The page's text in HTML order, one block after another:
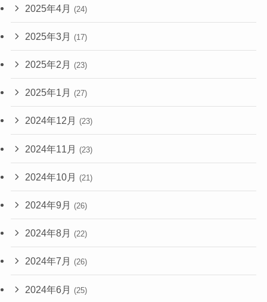
2025年4月 (24)
2025年3月 (17)
2025年2月 (23)
2025年1月 (27)
2024年12月 (23)
2024年11月 (23)
2024年10月 (21)
2024年9月 (26)
2024年8月 (22)
2024年7月 (26)
2024年6月 (25)